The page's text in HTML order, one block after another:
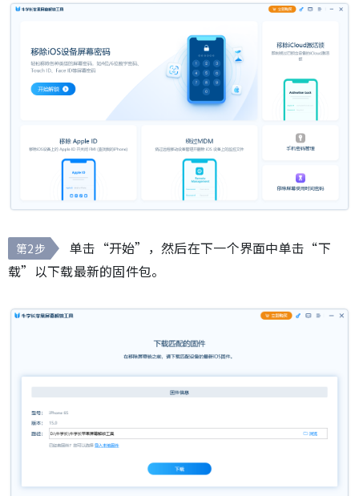
第2步
单击“开始”，然后在下一个界面中单击“下
载”以下载最新的固件包。